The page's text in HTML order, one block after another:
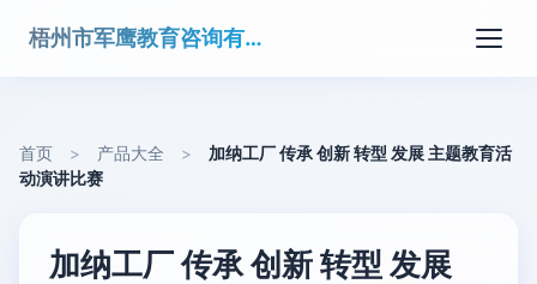
梧州市军鹰教育咨询有限公司
首页 > 产品大全 >
加纳工厂 传承 创新 转型 发展 主题教育活
动演讲比赛
加纳工厂 传承 创新 转型 发展